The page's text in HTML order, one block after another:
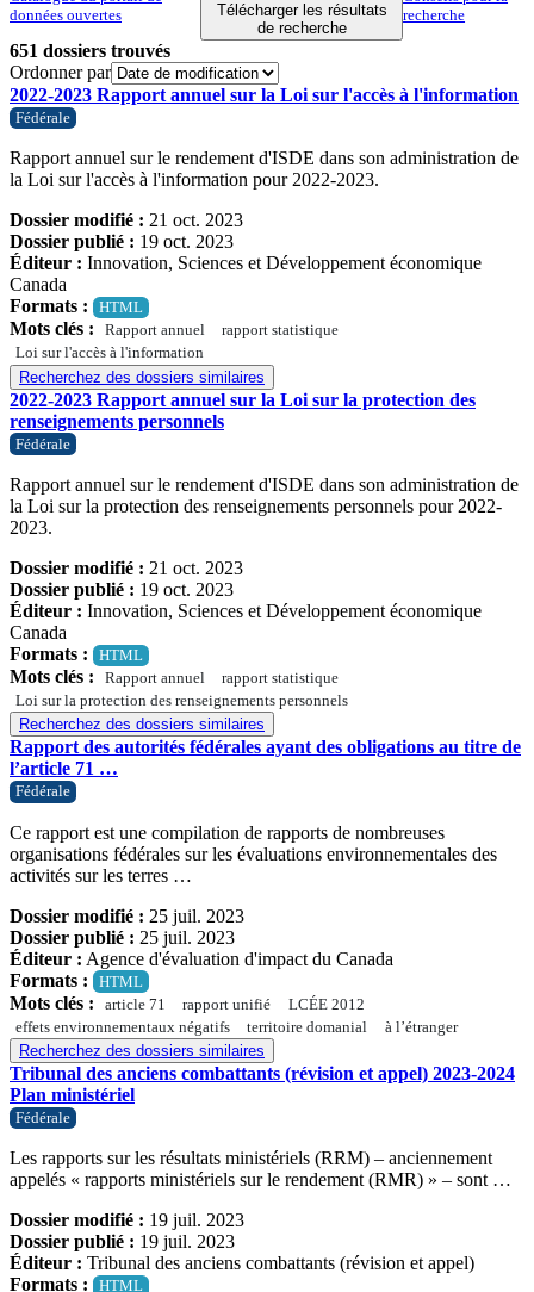
données ouvertes
Télécharger les résultats
de recherche
recherche
651 dossiers trouvés
Ordonner par
2022-2023 Rapport annuel sur la Loi sur l'accès à l'information
Fédérale
Rapport annuel sur le rendement d'ISDE dans son administration de
la Loi sur l'accès à l'information pour 2022-2023.
Dossier modifié : 21 oct. 2023
Dossier publié : 19 oct. 2023
Éditeur : Innovation, Sciences et Développement économique
Canada
Formats :
HTML
Mots clés : Rapport annuel
rapport statistique
Loi sur l'accès à l'information
Recherchez des dossiers similaires
2022-2023 Rapport annuel sur la Loi sur la protection des
renseignements personnels
Fédérale
Rapport annuel sur le rendement d'ISDE dans son administration de
la Loi sur la protection des renseignements personnels pour 2022-
2023.
Dossier modifié : 21 oct. 2023
Dossier publié : 19 oct. 2023
Éditeur : Innovation, Sciences et Développement économique
Canada
Formats :
HTML
Mots clés : Rapport annuel
rapport statistique
Loi sur la protection des renseignements personnels
Recherchez des dossiers similaires
Rapport des autorités fédérales ayant des obligations au titre de
l’article 71 …
Fédérale
Ce rapport est une compilation de rapports de nombreuses
organisations fédérales sur les évaluations environnementales des
activités sur les terres …
Dossier modifié : 25 juil. 2023
Dossier publié : 25 juil. 2023
Éditeur : Agence d'évaluation d'impact du Canada
Formats :
HTML
Mots clés : article 71 rapport unifié
LCÉE 2012
effets environnementaux négatifs
territoire domanial à l’étranger
Recherchez des dossiers similaires
Tribunal des anciens combattants (révision et appel) 2023-2024
Plan ministériel
Fédérale
Les rapports sur les résultats ministériels (RRM) – anciennement
appelés « rapports ministériels sur le rendement (RMR) » – sont …
Dossier modifié : 19 juil. 2023
Dossier publié : 19 juil. 2023
Éditeur : Tribunal des anciens combattants (révision et appel)
Formats :
HTML